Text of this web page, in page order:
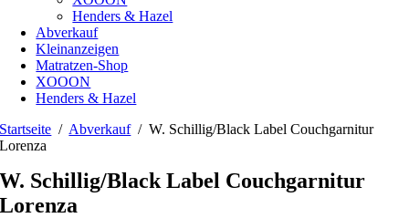
Henders & Hazel
Abverkauf
Kleinanzeigen
Matratzen-Shop
XOOON
Henders & Hazel
Startseite / Abverkauf/ W. Schillig/Black Label Couchgarnitur
Lorenza
W. Schillig/Black Label Couchgarnitur
Lorenza